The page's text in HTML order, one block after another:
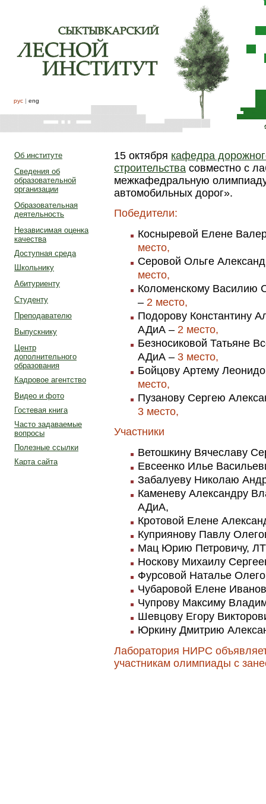
рус | eng
Об институте
Сведения об
образовательной
организации
Образовательная
деятельность
Независимая оценка
качества
Доступная среда
Школьнику
Абитуриенту
Студенту
Преподавателю
Выпускнику
Центр
дополнительного
образования
Кадровое агентство
Видео и фото
Гостевая книга
Часто задаваемые
вопросы
Полезные ссылки
Карта сайта
15 октября кафедра
строительства совместно с
межкафедральную
автомобильных дорог».
Победители:
Косныревой Елене
место,
Серовой Ольге
место,
Коломенскому Василию
– 2 место,
Подорову Константину
АДиА – 2 место,
Безносиковой Татьяне
АДиА – 3 место,
Бойцову Артему
место,
Пузанову Сергею
3 место,
Участники
Ветошкину Вячеславу
Евсеенко Илье
Забалуеву Николаю
Каменеву Александру
АДиА,
Кротовой Елене
Куприянову Павлу
Мац Юрию Петровичу,
Носкову Михаилу
Фурсовой Наталье
Чубаровой Елене
Чупрову Максиму
Шевцову Егору
Юркину Дмитрию
Лаборатория НИРС
участникам олимпиады с